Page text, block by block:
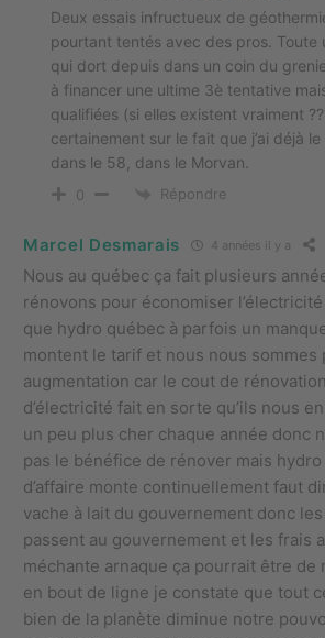
Deux essais infructueux de
pourtant tentés avec des pros. Toute
qui dort depuis dans un coin du
à financer une ultime 3è tentative
qualifiées (si elles existent vraiment
certainement sur le fait que j’ai déjà le
dans le 58, dans le Morvan.
0 Répondre
Marcel Desmarais 4 années il y a
Nous au québec ça fait plusieurs
rénovons pour économiser l’électricité
que hydro québec à parfois un
montent le tarif et nous nous sommes
augmentation car le cout de
d’électricité fait en sorte qu’ils nous
un peu plus cher chaque année donc
pas le bénéfice de rénover mais
d’affaire monte continuellement faut
vache à lait du gouvernement donc
passent au gouvernement et les frais
méchante arnaque ça pourrait être de
en bout de ligne je constate que tout
bien de la planète diminue notre